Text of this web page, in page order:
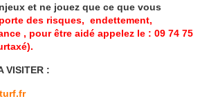
et ne jouez que ce que vous
des risques, endettement,
, pour être aidé appelez le : 09 74 75
VISITER :